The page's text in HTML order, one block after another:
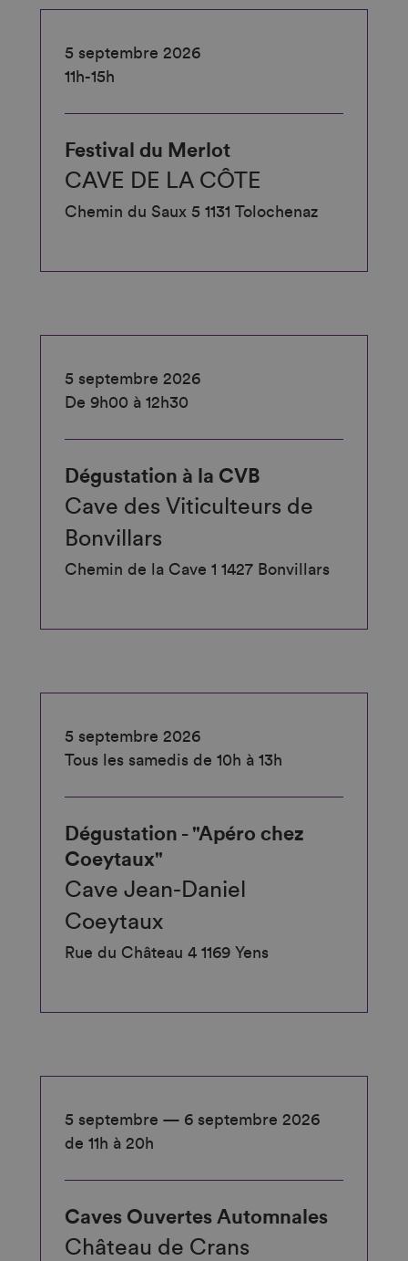
5 septembre 2026
11h-15h
Festival du Merlot
CAVE DE LA CÔTE
Chemin du Saux 5 1131 Tolochenaz
5 septembre 2026
De 9h00 à 12h30
Dégustation à la CVB
Cave des Viticulteurs de
Bonvillars
Chemin de la Cave 1 1427 Bonvillars
5 septembre 2026
Tous les samedis de 10h à 13h
Dégustation - "Apéro chez
Coeytaux"
Cave Jean-Daniel
Coeytaux
Rue du Château 4 1169 Yens
5 septembre — 6 septembre 2026
de 11h à 20h
Caves Ouvertes Automnales
Château de Crans